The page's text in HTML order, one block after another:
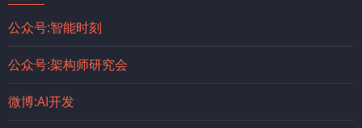
公众号:智能时刻
公众号:架构师研究会
微博:AI开发